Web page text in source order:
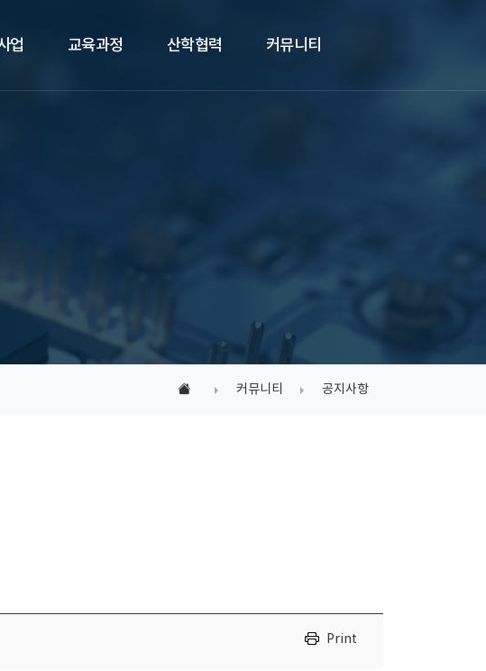
업 교육과정 산학협력 커뮤니티
커뮤니티 공지사항
Print